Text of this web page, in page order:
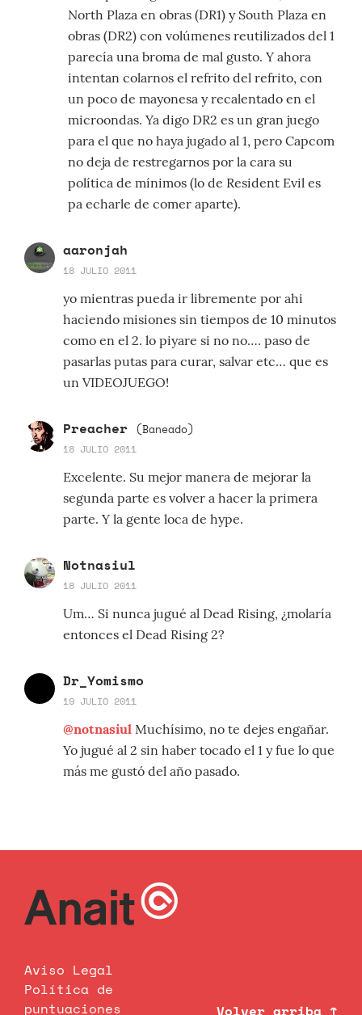
North Plaza en obras (DR1) y South Plaza en
obras (DR2) con volúmenes reutilizados del 1
parecía una broma de mal gusto. Y ahora
intentan colarnos el refrito del refrito, con
un poco de mayonesa y recalentado en el
microondas. Ya digo DR2 es un gran juego
para el que no haya jugado al 1, pero Capcom
no deja de restregarnos por la cara su
política de mínimos (lo de Resident Evil es
pa echarle de comer aparte).
aaronjah
18 JULIO 2011
yo mientras pueda ir libremente por ahi
haciendo misiones sin tiempos de 10 minutos
como en el 2. lo piyare si no no…. paso de
pasarlas putas para curar, salvar etc… que es
un VIDEOJUEGO!
Preacher (Baneado)
18 JULIO 2011
Excelente. Su mejor manera de mejorar la
segunda parte es volver a hacer la primera
parte. Y la gente loca de hype.
Notnasiul
18 JULIO 2011
Um… Si nunca jugué al Dead Rising, ¿molaría
entonces el Dead Rising 2?
Dr_Yomismo
19 JULIO 2011
@notnasiul Muchísimo, no te dejes engañar.
Yo jugué al 2 sin haber tocado el 1 y fue lo que
más me gustó del año pasado.
Aviso Legal
Política de
puntuaciones
Volver arriba ↑